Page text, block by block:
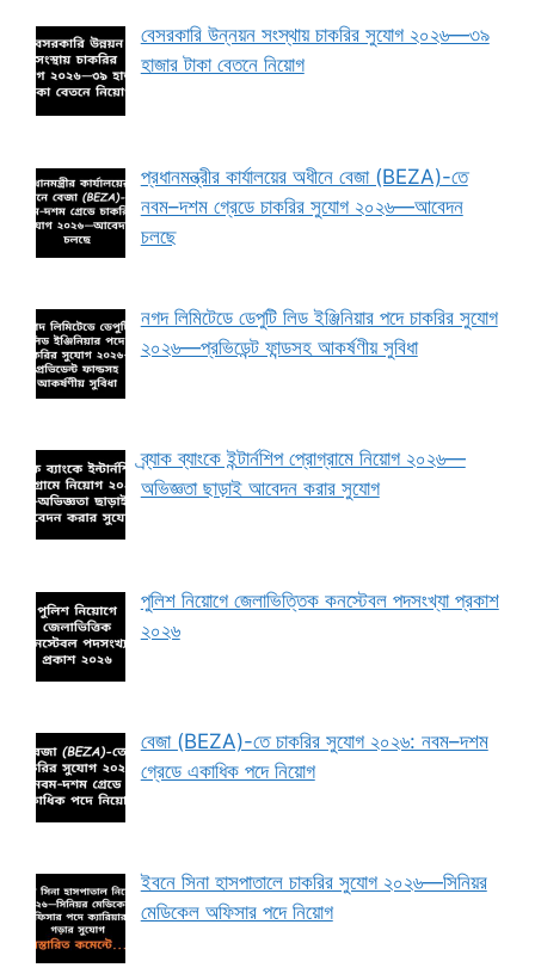
বেসরকারি উন্নয়ন সংস্থায় চাকরির সুযোগ ২০২৬—৩৯
হাজার টাকা বেতনে নিয়োগ
প্রধানমন্ত্রীর কার্যালয়ের অধীনে বেজা (BEZA)-তে
নবম–দশম গ্রেডে চাকরির সুযোগ ২০২৬—আবেদন
চলছে
নগদ লিমিটেডে ডেপুটি লিড ইঞ্জিনিয়ার পদে চাকরির সুযোগ
২০২৬—প্রভিডেন্ট ফান্ডসহ আকর্ষণীয় সুবিধা
ব্র্যাক ব্যাংকে ইন্টার্নশিপ প্রোগ্রামে নিয়োগ ২০২৬—
অভিজ্ঞতা ছাড়াই আবেদন করার সুযোগ
পুলিশ নিয়োগে জেলাভিত্তিক কনস্টেবল পদসংখ্যা প্রকাশ
২০২৬
বেজা (BEZA)-তে চাকরির সুযোগ ২০২৬: নবম–দশম
গ্রেডে একাধিক পদে নিয়োগ
ইবনে সিনা হাসপাতালে চাকরির সুযোগ ২০২৬—সিনিয়র
মেডিকেল অফিসার পদে নিয়োগ